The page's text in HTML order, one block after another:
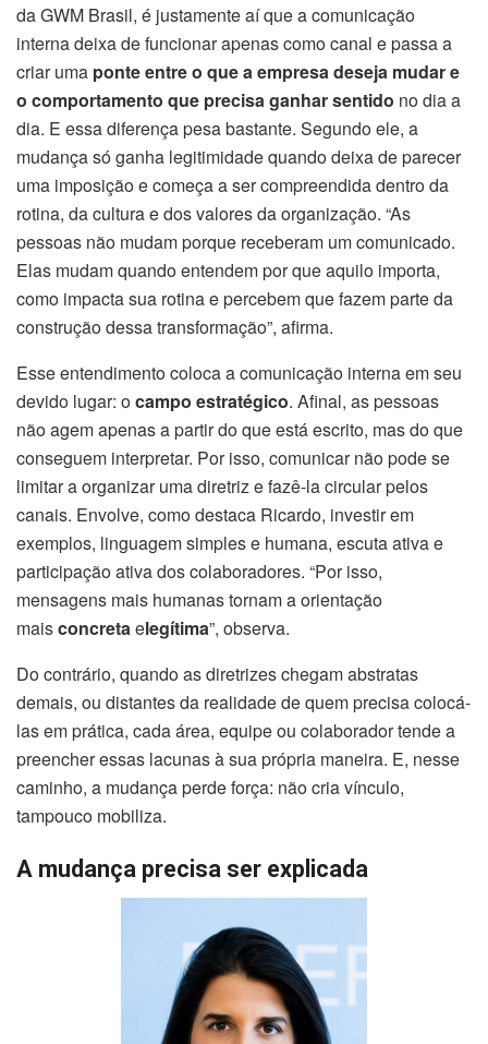
da GWM Brasil, é justamente aí que a comunicação
interna deixa de funcionar apenas como canal e passa a
criar uma ponte entre o que a empresa deseja mudar e
o comportamento que precisa ganhar sentido no dia a
dia. E essa diferença pesa bastante. Segundo ele, a
mudança só ganha legitimidade quando deixa de parecer
uma imposição e começa a ser compreendida dentro da
rotina, da cultura e dos valores da organização. “As
pessoas não mudam porque receberam um comunicado.
Elas mudam quando entendem por que aquilo importa,
como impacta sua rotina e percebem que fazem parte da
construção dessa transformação”, afirma.
Esse entendimento coloca a comunicação interna em seu
devido lugar: ocampo estratégico. Afinal, as pessoas
não agem apenas a partir do que está escrito, mas do que
conseguem interpretar. Por isso, comunicar não pode se
limitar a organizar uma diretriz e fazê-la circular pelos
canais. Envolve, como destaca Ricardo, investir em
exemplos, linguagem simples e humana, escuta ativa e
participação ativa dos colaboradores. “Por isso,
mensagens mais humanas tornam a orientação
maisconcretaelegítima”, observa.
Do contrário, quando as diretrizes chegam abstratas
demais, ou distantes da realidade de quem precisa colocá-
las em prática, cada área, equipe ou colaborador tende a
preencher essas lacunas à sua própria maneira. E, nesse
caminho, a mudança perde força: não cria vínculo,
tampouco mobiliza.
A mudança precisa ser explicada